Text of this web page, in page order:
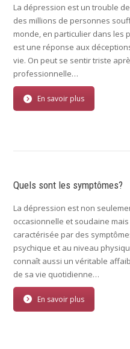
La dépression est un trouble
des millions de personnes
monde, en particulier dans les
est une réponse aux
vie. On peut se sentir triste
professionnelle…
En savoir plus
Quels sont les symptômes?
La dépression est non
occasionnelle et soudaine
caractérisée par des
psychique et au niveau
connaît aussi un véritable
de sa vie quotidienne…
En savoir plus